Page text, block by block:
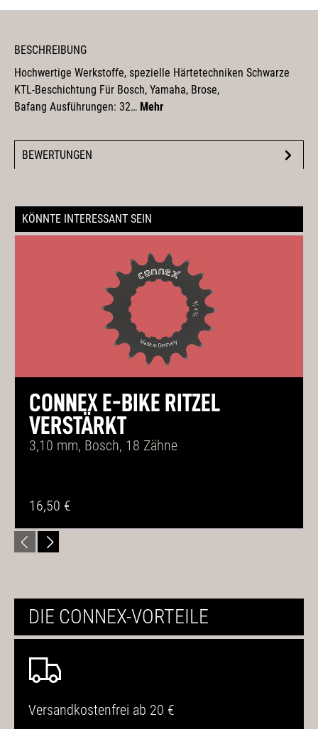
BESCHREIBUNG
Hochwertige Werkstoffe, spezielle Härtetechniken Schwarze
KTL-Beschichtung Für Bosch, Yamaha, Brose,
Bafang Ausführungen: 32… Mehr
BEWERTUNGEN
KÖNNTE INTERESSANT SEIN
CONNEX E-BIKE RITZEL
VERSTÄRKT
3,10 mm, Bosch, 18 Zähne
16,50 €
DIE CONNEX-VORTEILE
Versandkostenfrei ab 20 €